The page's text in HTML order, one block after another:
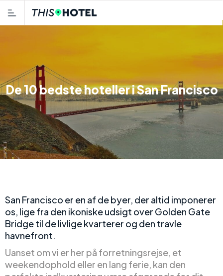
De 10 bedste hoteller i San Francisco
San Francisco er en af de byer, der altid imponerer
os, lige fra den ikoniske udsigt over Golden Gate
Bridge til de livlige kvarterer og den travle
havnefront.
Uanset om vi er her på forretningsrejse, et
weekendophold eller en lang ferie, kan den